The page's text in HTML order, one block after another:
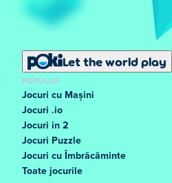
Let the world play
POPULAR
Jocuri cu Mașini
Jocuri .io
Jocuri in 2
Jocuri Puzzle
Jocuri cu Îmbrăcăminte
Toate jocurile